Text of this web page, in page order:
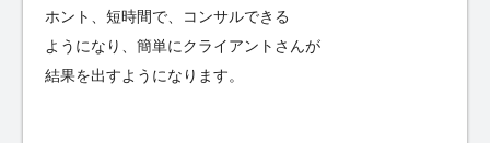
ホント、短時間で、コンサルできる
ようになり、簡単にクライアントさんが
結果を出すようになります。